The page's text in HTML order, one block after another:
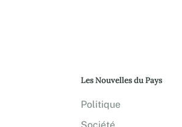
Les Nouvelles du Pays
Politique